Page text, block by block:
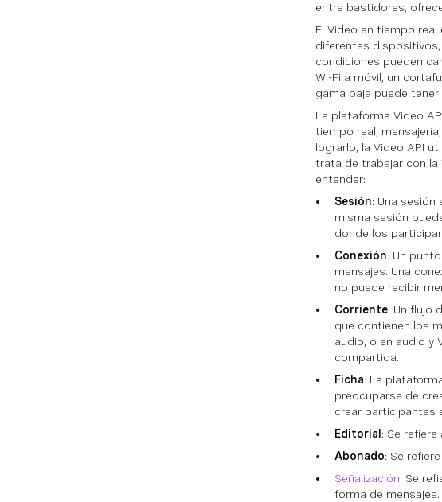
entre bastidores,
El Video en tiempo
diferentes
condiciones pueden
Wi-Fi a móvil, un
gama baja puede
La plataforma Video
tiempo real,
lograrlo, la Video API
trata de trabajar con la
entender:
Sesión: Una sesión
misma sesión
donde los
Conexión: Un
mensajes. Una
no puede recibir
Corriente: Un flujo
que contienen los
audio, o en audio y
compartida.
Ficha: La
preocuparse de
crear participantes
Editorial : Se
Abonado: Se
Señalización: Se
forma de